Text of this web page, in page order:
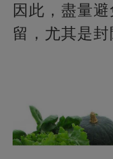
因此，盡量
留，尤其是封